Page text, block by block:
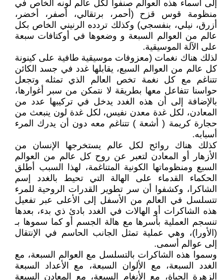
إلى أسماء هذه العوالم صنفوا لكل عالم لونه الخاص في
منظومة قوس قزح (أحمر، برتقالي، أصفر، أخضر،
أزرق، نيلي، بنفسجي) وكذلك تردده الرنيني الخاص بكل
عالم من العوالم السبعة و وضعوها في أوكتافات سبعة
على الآلة الموسيقية.
لذلك هناك نغمات (معزوفات موسيقية طافية على كينونة
كل عالم من العوالم السبع، يقابلها غدد في جسد الكائن
تتناغم مع كل نغمة تخص العالم الذي تمثله وتجعل
حواسنا تتفاعل معها بطريقة لا نتمكن من سبر أغوارها،
بالإضافة إلى أن هذه الغدد يدخل في تركيبها عدد من
المعادن، لكل غدة معدن نفیس، لكل غدة لون ينبعث من
حجارة كريمة ( أشعة ) تتناغم معه دون أن يدرك المرء
أسبابه.
كذلك هناك روائح لكل عالم يستخرجها الإنسان من
الأزهار أو المعادن لتعبر عن روح كل عالم من العوالم
السبع ومنظوماتها الكونية المتناغمة، لهذا السبب أطلق
الحكماء القدماء على الهالة التي تحيط بالغدد إسم
الشاكرا، وكشفوا أن سر تطوير القدرات الروحية للمرء
تتسلسل في العالم من الأسفل إلى الأعلى عبر تفعيل
هذه الشاكرات أو الهالات في الغدد بادئ ذي بدء، بعدها
تنسجم العملية بأسرها مع هالة الجسم أو كما سموها بـ
(الأورا)، وهي عملية تمثل الجانب الحاسم في الإنتقال
إلى عوالم أسمى.
وسموا هذه الشاكرات بالتسلسل مع العوالم السبعة، مع
الغدد السبعة، مع الألوان السبعة، مع الأعداد السبعة
الزهرة الحياة، مع الأنغام السبعة، مع المعادن السبعة